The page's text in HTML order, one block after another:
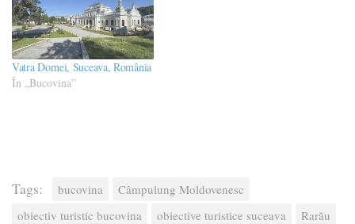
Vatra Dornei, Suceava, România
În „Bucovina”
Tags: bucovina
Câmpulung Moldovenesc
obiectiv turistic bucovina
obiective turistice suceava
Rarău